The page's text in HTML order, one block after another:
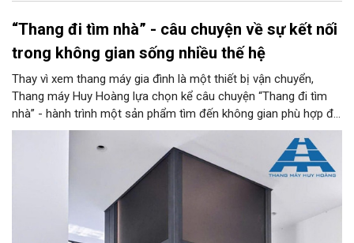
“Thang đi tìm nhà” - câu chuyện về sự kết nối
trong không gian sống nhiều thế hệ
Thay vì xem thang máy gia đình là một thiết bị vận chuyển,
Thang máy Huy Hoàng lựa chọn kể câu chuyện “Thang đi tìm
nhà” - hành trình một sản phẩm tìm đến không gian phù hợp để
trở thành một phần của kiến trúc, đời sống và ký ức gia đình.